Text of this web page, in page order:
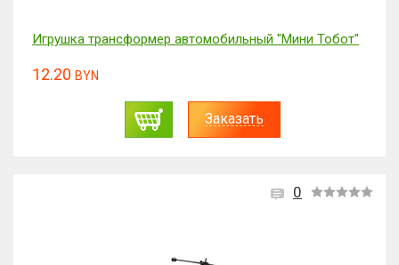
Игрушка трансформер автомобильный "Мини Тобот"
12.20 BYN
Заказать
0